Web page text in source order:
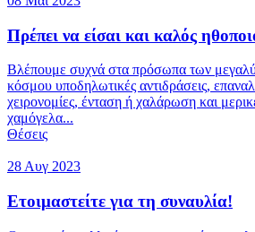
Πρέπει να είσαι και καλός
Βλέπουμε συχνά στα πρόσωπα των
κόσμου υποδηλωτικές αντιδράσεις,
χειρονομίες, ένταση ή χαλάρωση και
χαμόγελα...
Θέσεις
28 Αυγ 2023
Ετοιμαστείτε για τη συναυλία!